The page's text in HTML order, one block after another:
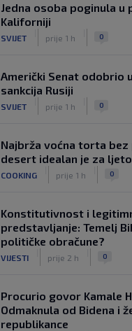
se pitaju gdje je i šta radi
OSTALI SPORTOVI
Jedna osoba poginula u
Kaliforniji
SVIJET prije 1 h 0
Američki Senat odobrio
sankcija Rusiji
SVIJET prije 1 h 0
Najbrža voćna torta bez
desert idealan je za ljeto
COOKING prije 1 h 0
Konstitutivnost i
predstavljanje: Temelj
političke obračune?
VIJESTI prije 2 h 0
Procurio govor Kamale
Odmaknula od Bidena i
republikance